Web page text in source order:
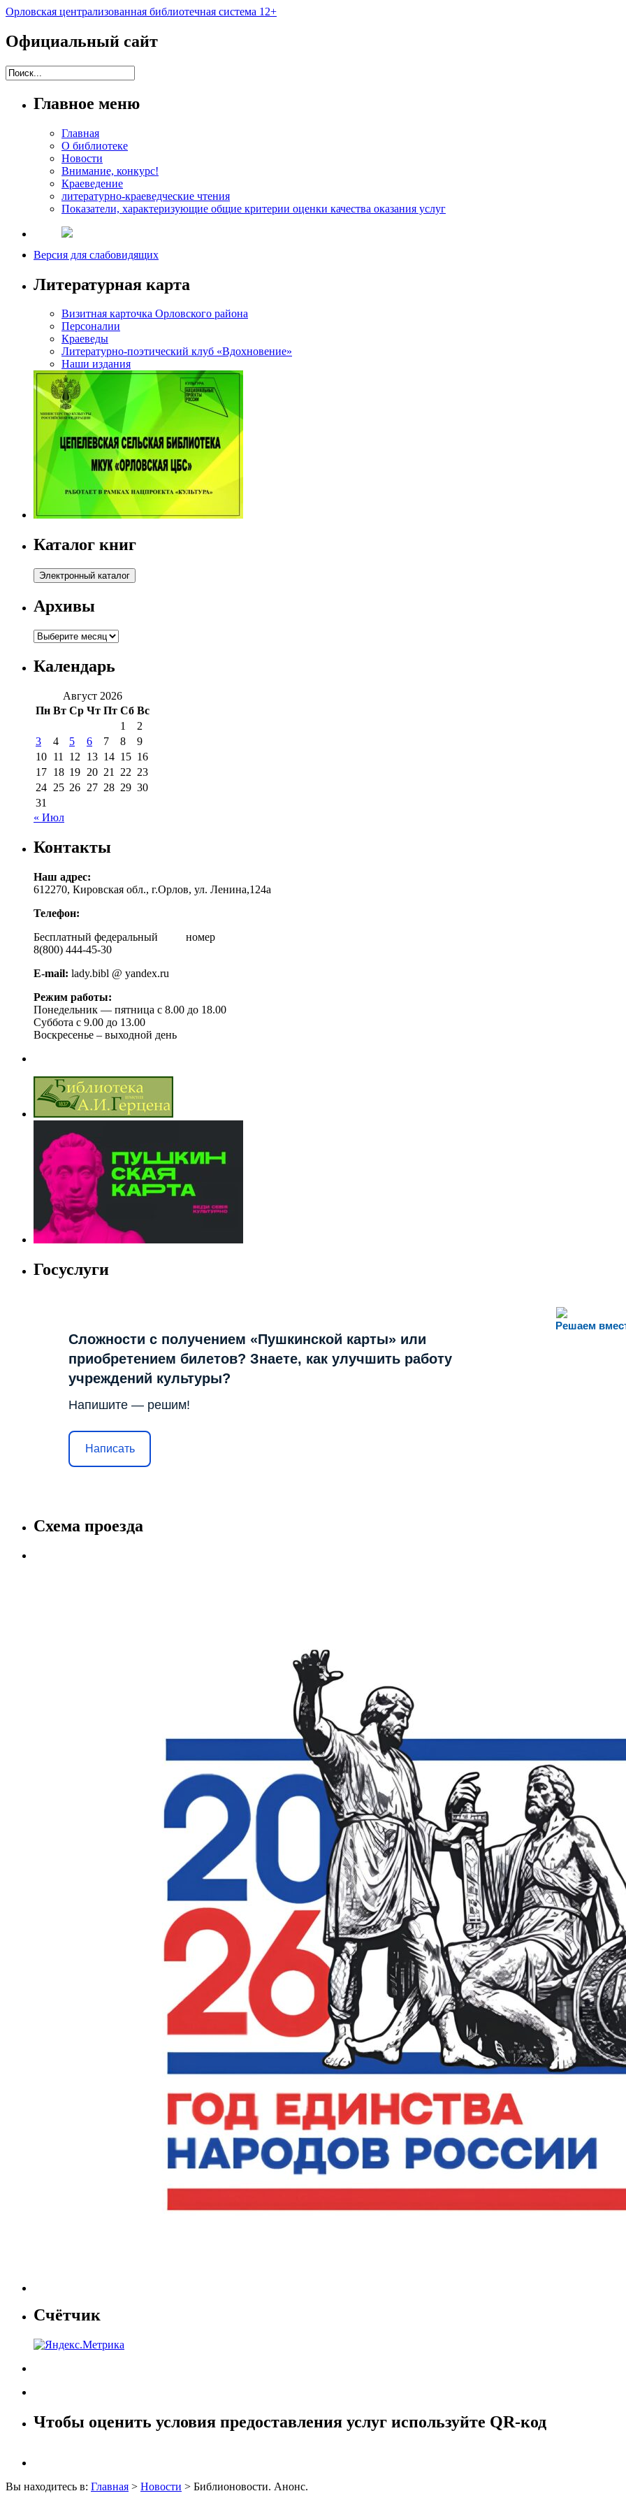
Орловская централизованная библиотечная система 12+
Официальный сайт
Главное меню
Главная
О библиотеке
Новости
Внимание, конкурс!
Краеведение
литературно-краеведческие чтения
Показатели, характеризующие общие критерии оценки качества оказания услуг
Версия для слабовидящих
Литературная карта
Визитная карточка Орловского района
Персоналии
Краеведы
Литературно-поэтический клуб «Вдохновение»
Наши издания
Каталог книг
Архивы
Архивы
Календарь
Август 2026
Пн Вт Ср Чт Пт Сб Вс
1
2
3
4 5 6 7 8
9
10 11 12 13 14 15 16
17 18 19 20 21 22 23
24 25 26 27 28 29 30
31
« Июл
Контакты
Наш адрес:
612270, Кировская обл., г.Орлов, ул. Ленина,124а
Телефон:
Бесплатный федеральный номер
8(800) 444-45-30
E-mail: lady.bibl @ yandex.ru
Режим работы:
Понедельник — пятница с 8.00 до 18.00
Суббота с 9.00 до 13.00
Воскресенье – выходной день
Госуслуги
Решаем
Сложности с получением «Пушкинской карты» или
приобретением билетов? Знаете, как улучшить работу
учреждений культуры?
Напишите — решим!
Написать
Схема проезда
Счётчик
Чтобы оценить условия предоставления услуг используйте QR-код
Вы находитесь в: Главная > Новости > Библионовости. Анонс.